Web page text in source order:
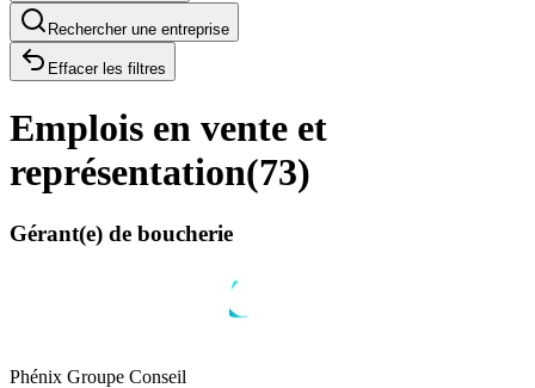
Rechercher une entreprise
Effacer les filtres
Emplois en vente et
représentation(73)
Gérant(e) de boucherie
Phénix Groupe Conseil